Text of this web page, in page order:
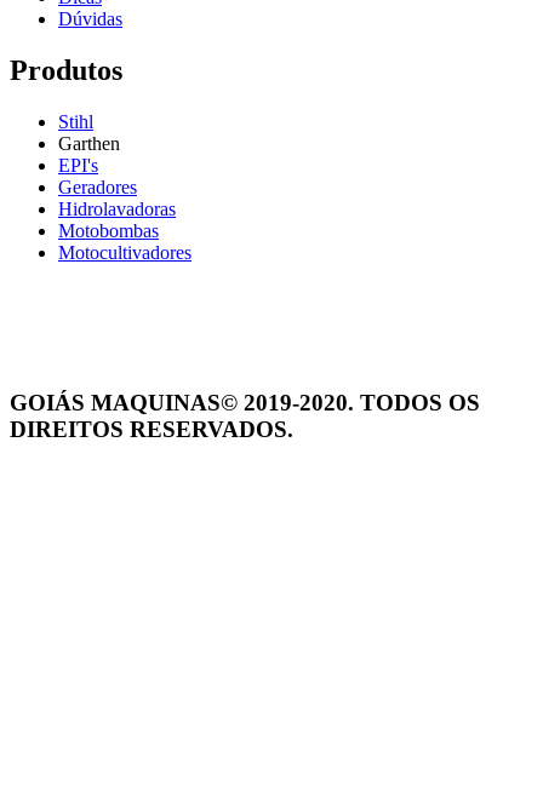
Dúvidas
Produtos
Stihl
Garthen
EPI's
Geradores
Hidrolavadoras
Motobombas
Motocultivadores
GOIÁS MAQUINAS© 2019-2020. TODOS OS
DIREITOS RESERVADOS.